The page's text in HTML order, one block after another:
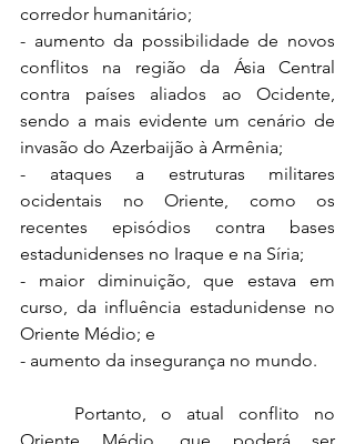
corredor humanitário;
- aumento da possibilidade de novos
conflitos na região da Ásia Central
contra países aliados ao Ocidente,
sendo a mais evidente um cenário de
invasão do Azerbaijão à Armênia;
- ataques a estruturas militares
ocidentais no Oriente, como os
recentes episódios contra bases
estadunidenses no Iraque e na Síria;
- maior diminuição, que estava em
curso, da influência estadunidense no
Oriente Médio; e
- aumento da insegurança no mundo.